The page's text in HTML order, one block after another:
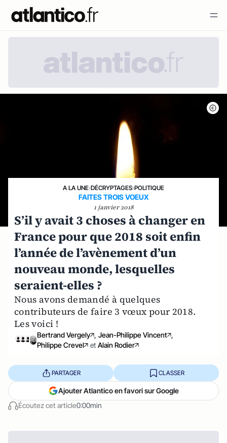
A LA UNE›DÉCRYPTAGES›POLITIQUE
FAITES TROIS VOEUX
1 janvier 2018
S’il y avait 3 choses à changer en
France pour que 2018 soit enfin
l’année de l’avènement d’un
nouveau monde, lesquelles
seraient-elles ?
Nous avons demandé à quelques
contributeurs de faire 3 vœux pour 2018.
Les voici !
Bertrand Vergely , Jean-Philippe Vincent ,
Philippe Crevel
et Alain Rodier
Écoutez cet article0:00min
PARTAGER CLASSER
Ajouter Atlantico en favori sur Google